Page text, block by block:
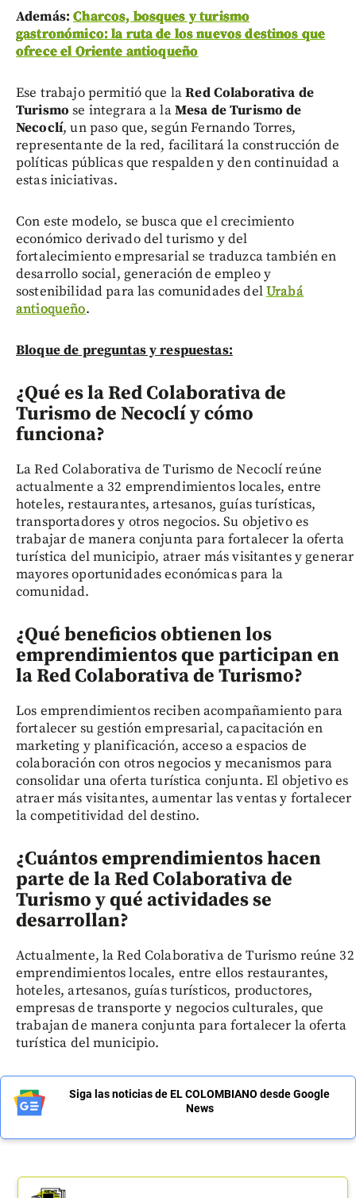
Además:Charcos, bosques y turismo
gastronómico: la ruta de los nuevos destinos que
ofrece el Oriente antioqueño
Ese trabajo permitió que laRed Colaborativa de
Turismo se integrara a laMesa de Turismo de
Necoclí, un paso que, según Fernando Torres,
representante de la red, facilitará la construcción de
políticas públicas que respalden y den continuidad a
estas iniciativas.
Con este modelo, se busca que el crecimiento
económico derivado del turismo y del
fortalecimiento empresarial se traduzca también en
desarrollo social, generación de empleo y
sostenibilidad para las comunidades delUrabá
antioqueño.
Bloque de preguntas y respuestas:
¿Qué es la Red Colaborativa de
Turismo de Necoclí y cómo
funciona?
La Red Colaborativa de Turismo de Necoclí reúne
actualmente a 32 emprendimientos locales, entre
hoteles, restaurantes, artesanos, guías turísticas,
transportadores y otros negocios. Su objetivo es
trabajar de manera conjunta para fortalecer la oferta
turística del municipio, atraer más visitantes y generar
mayores oportunidades económicas para la
comunidad.
¿Qué beneficios obtienen los
emprendimientos que participan en
la Red Colaborativa de Turismo?
Los emprendimientos reciben acompañamiento para
fortalecer su gestión empresarial, capacitación en
marketing y planificación, acceso a espacios de
colaboración con otros negocios y mecanismos para
consolidar una oferta turística conjunta. El objetivo es
atraer más visitantes, aumentar las ventas y fortalecer
la competitividad del destino.
¿Cuántos emprendimientos hacen
parte de la Red Colaborativa de
Turismo y qué actividades se
desarrollan?
Actualmente, la Red Colaborativa de Turismo reúne 32
emprendimientos locales, entre ellos restaurantes,
hoteles, artesanos, guías turísticos, productores,
empresas de transporte y negocios culturales, que
trabajan de manera conjunta para fortalecer la oferta
turística del municipio.
Siga las noticias de EL COLOMBIANO desde Google
News